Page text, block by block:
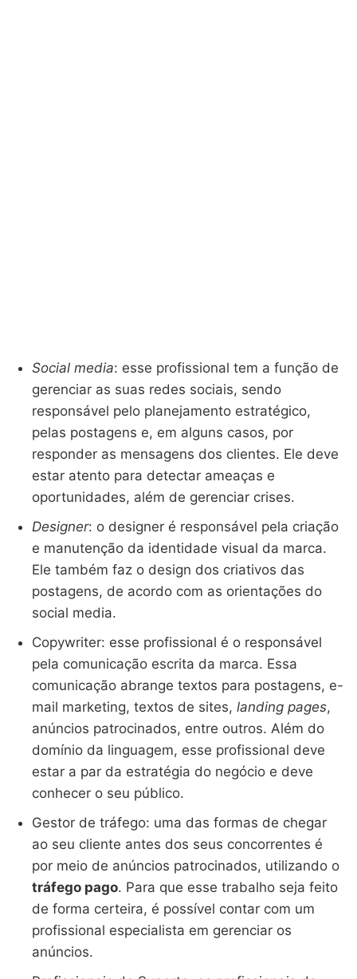
Social media: esse profissional tem a função de
gerenciar as suas redes sociais, sendo
responsável pelo planejamento estratégico,
pelas postagens e, em alguns casos, por
responder as mensagens dos clientes. Ele deve
estar atento para detectar ameaças e
oportunidades, além de gerenciar crises.
Designer: o designer é responsável pela criação
e manutenção da identidade visual da marca.
Ele também faz o design dos criativos das
postagens, de acordo com as orientações do
social media.
Copywriter: esse profissional é o responsável
pela comunicação escrita da marca. Essa
comunicação abrange textos para postagens, e-
mail marketing, textos de sites, landing pages,
anúncios patrocinados, entre outros. Além do
domínio da linguagem, esse profissional deve
estar a par da estratégia do negócio e deve
conhecer o seu público.
Gestor de tráfego: uma das formas de chegar
ao seu cliente antes dos seus concorrentes é
por meio de anúncios patrocinados, utilizando o
tráfego pago. Para que esse trabalho seja feito
de forma certeira, é possível contar com um
profissional especialista em gerenciar os
anúncios.